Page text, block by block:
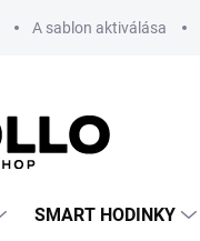
A sablon aktiválása
SMART HODINKY